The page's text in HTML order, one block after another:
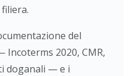
del
2020, CMR,
doganali — e i